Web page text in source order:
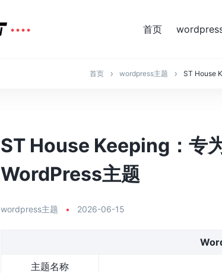
首页
首页 wordpress主题 ST House
ST House Keeping：专
WordPress主题
wordpress主题 • 2026-06-15
主题名称